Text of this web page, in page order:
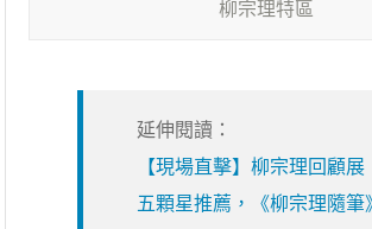
柳宗理特區
延伸閱讀：
【現場直擊】柳宗理回顧展
五顆星推薦，《柳宗理隨筆